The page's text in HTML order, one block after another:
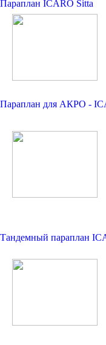
Параплан ICARO Sitta
Параплан для АКРО -
Тандемный параплан